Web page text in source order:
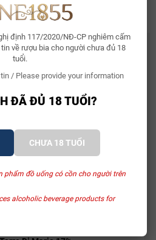
định 117/2020/NĐ-CP nghiêm cấm
về rượu bia cho người chưa đủ 18
tuổi.
/ Please provide your information
ĐÃ ĐỦ 18 TUỔI?
CHƯA 18 TUỔI
phẩm đồ uống có cồn cho người trên
alcoholic beverage products for
13 Year Of The Horse 2026
Rochefort 10